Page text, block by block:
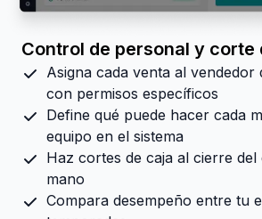
Control de personal y corte
Asigna cada venta al vendedor
con permisos específicos
Define qué puede hacer cada
equipo en el sistema
Haz cortes de caja al cierre
mano
Compara desempeño entre tu